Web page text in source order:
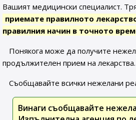
Вашият медицински специалист.
приемате правилното
правилния начин в точното
Понякога може да получите
продължителен прием на лекарства.
Съобщавайте всички нежелани
Винаги съобщавайте